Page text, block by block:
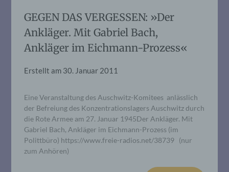
GEGEN DAS VERGESSEN: »Der
Ankläger. Mit Gabriel Bach,
Ankläger im Eichmann-Prozess«
Erstellt am 30. Januar 2011
Eine Veranstaltung des Auschwitz-Komitees anlässlich
der Befreiung des Konzentrationslagers Auschwitz durch
die Rote Armee am 27. Januar 1945Der Ankläger. Mit
Gabriel Bach, Ankläger im Eichmann-Prozess (im
Polittbüro) https://www.freie-radios.net/38739 (nur
zum Anhören)